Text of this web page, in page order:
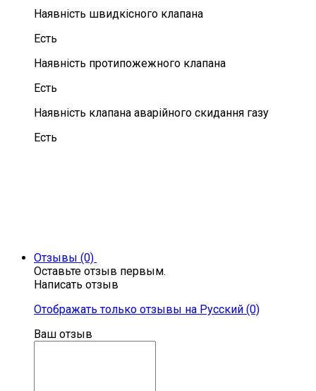
Наявність швидкісного клапана
Есть
Наявність протипожежного клапана
Есть
Наявність клапана аварійного скидання газу
Есть
Отзывы (0)
Оставьте отзыв первым.
Написать отзыв
Отображать только отзывы на Русский (0)
Ваш отзыв